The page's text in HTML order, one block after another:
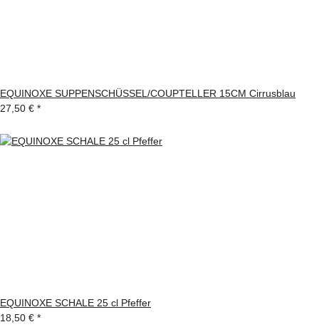
EQUINOXE SUPPENSCHÜSSEL/COUPTELLER 15CM Cirrusblau
27,50 € *
EQUINOXE SCHALE 25 cl Pfeffer
18,50 € *